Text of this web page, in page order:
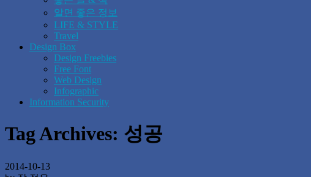
알면 좋은 정보
LIFE & STYLE
Travel
Design Box
Design Freebies
Free Font
Web Design
Infographic
Information Security
Tag Archives: 성공
2014-10-13